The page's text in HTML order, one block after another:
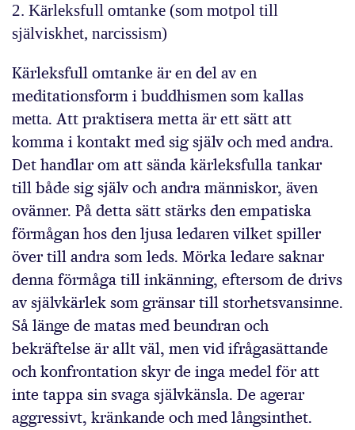
2. Kärleksfull omtanke (som motpol till
själviskhet, narcissism)
Kärleksfull omtanke är en del av en
meditationsform i buddhismen som kallas
metta. Att praktisera metta är ett sätt att
komma i kontakt med sig själv och med andra.
Det handlar om att sända kärleksfulla tankar
till både sig själv och andra människor, även
ovänner. På detta sätt stärks den empatiska
förmågan hos den ljusa ledaren vilket spiller
över till andra som leds. Mörka ledare saknar
denna förmåga till inkänning, eftersom de drivs
av självkärlek som gränsar till storhetsvansinne.
Så länge de matas med beundran och
bekräftelse är allt väl, men vid ifrågasättande
och konfrontation skyr de inga medel för att
inte tappa sin svaga självkänsla. De agerar
aggressivt, kränkande och med långsinthet.